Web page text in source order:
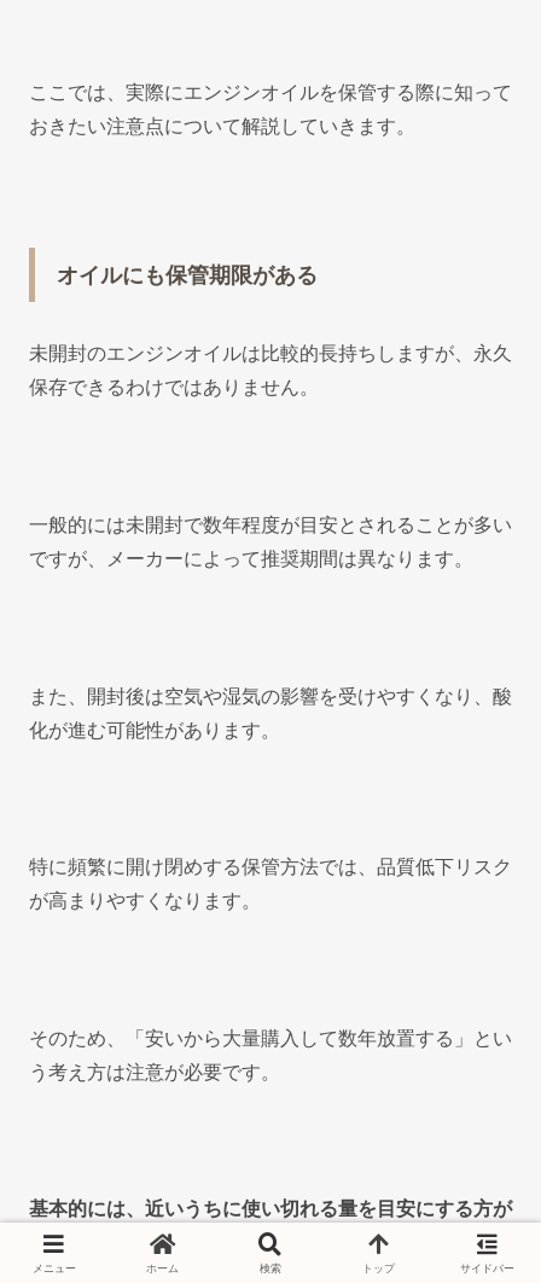
ここでは、実際にエンジンオイルを保管する際に知って
おきたい注意点について解説していきます。
オイルにも保管期限がある
未開封のエンジンオイルは比較的長持ちしますが、永久
保存できるわけではありません。
一般的には未開封で数年程度が目安とされることが多い
ですが、メーカーによって推奨期間は異なります。
また、開封後は空気や湿気の影響を受けやすくなり、酸
化が進む可能性があります。
特に頻繁に開け閉めする保管方法では、品質低下リスク
が高まりやすくなります。
そのため、「安いから大量購入して数年放置する」とい
う考え方は注意が必要です。
基本的には、近いうちに使い切れる量を目安にする方が
安全です。
メニュー ホーム 検索 トップ サイドバー